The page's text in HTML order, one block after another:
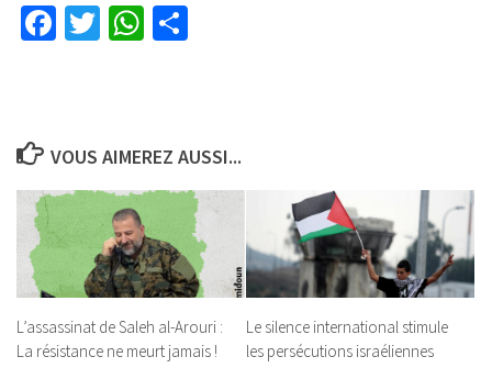
Facebook
TwitterWhatsApp
VOUS AIMEREZ AUSSI...
L’assassinat de Saleh al-Arouri :
La résistance ne meurt jamais !
Le silence international stimule
les persécutions israéliennes